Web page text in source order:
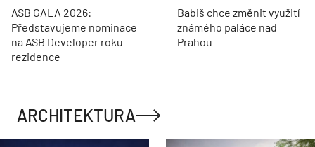
ASB GALA 2026:
Představujeme nominace
na ASB Developer roku –
rezidence
Babiš chce změnit využití
známého paláce nad
Prahou
ARCHITEKTURA